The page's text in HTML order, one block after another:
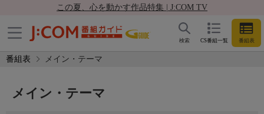
この夏、心を動かす作品特集 | J:COM TV
CS番組一覧 番組表
検索
番組表 メイン・テーマ
メイン・テーマ